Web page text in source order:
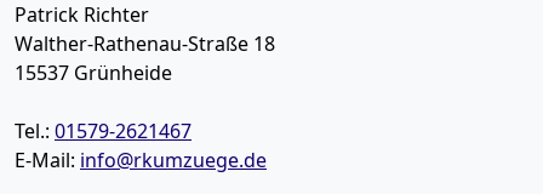
Patrick Richter
Walther-Rathenau-Straße 18
15537 Grünheide
Tel.: 01579-2621467
E-Mail: info@rkumzuege.de